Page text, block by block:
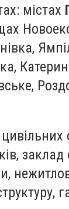
містах
заклад